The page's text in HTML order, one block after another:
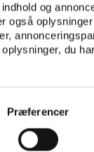
og
også
du
Præferencer
med
social
og en klar